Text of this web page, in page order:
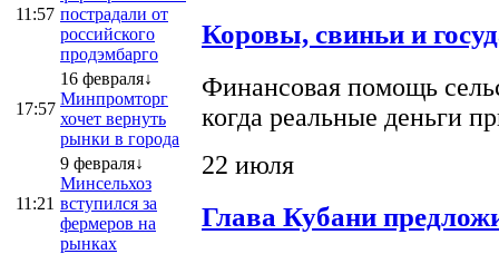
11:57 пострадали от
российского
продэмбарго
17:57
16 февраля↓
Минпромторг
хочет вернуть
рынки в города
11:21
9 февраля↓
Минсельхоз
вступился за
фермеров на
рынках
Коровы, свиньи и
Финансовая помощь
когда реальные деньги
22 июля
Глава Кубани